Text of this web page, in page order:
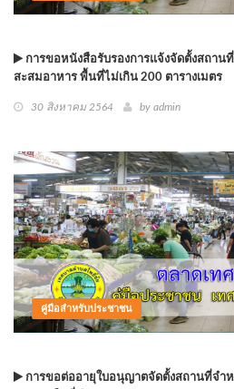
การขอหนังสือรับรองการแจ้งจัดตั้งสถา
สะสมอาหาร พื้นที่ไม่เกิน 200 ตารางเมตร
30 สิงหาคม 2564 by admin
คู่มือสำหรับประชาชน
การขอต่ออายุใบอนุญาตจัดตั้งสถานที่จำ